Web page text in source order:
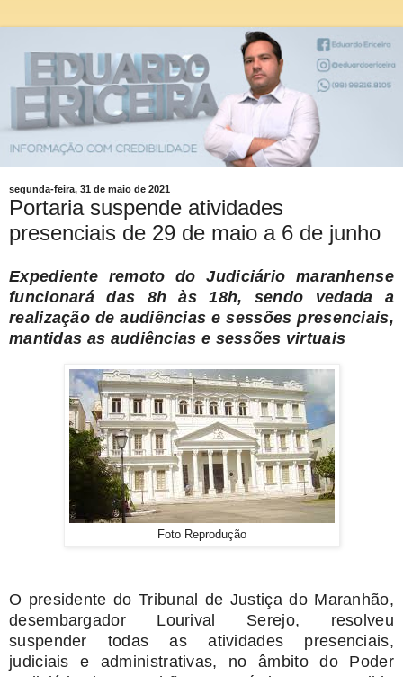
segunda-feira, 31 de maio de 2021
Portaria suspende atividades
presenciais de 29 de maio a 6 de junho
Expediente remoto do Judiciário maranhense
funcionará das 8h às 18h, sendo vedada a
realização de audiências e sessões presenciais,
mantidas as audiências e sessões virtuais
Foto Reprodução
O presidente do Tribunal de Justiça do Maranhão,
desembargador Lourival Serejo, resolveu
suspender todas as atividades presenciais,
judiciais e administrativas, no âmbito do Poder